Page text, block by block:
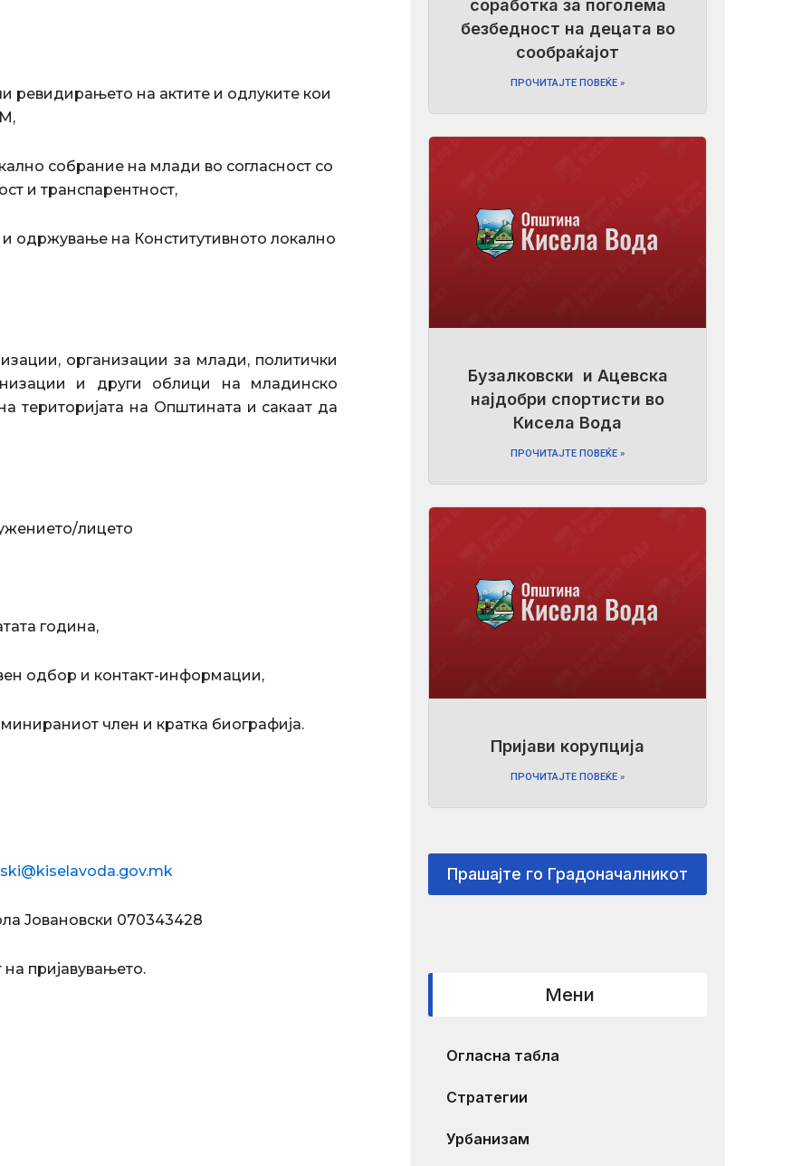
на актите и одлуките кои
собрание на млади во согласност со
и транспарентност,
одржување на Конститутивното локално
организации за млади, политички
и други облици на младинско
територијата на Општината и сакаат да
лицето
година,
одбор и контакт-информации,
член и кратка биографија.
Јовановски 070343428
пријавувањето.
соработка за поголема
безбедност на децата во
сообраќајот
ПРОЧИТАЈТЕ ПОВЕЌЕ »
Бузалковски и Ацевска
најдобри спортисти во
Кисела Вода
ПРОЧИТАЈТЕ ПОВЕЌЕ »
Пријави корупција
ПРОЧИТАЈТЕ ПОВЕЌЕ »
Прашајте го Градоначалникот
Мени
Огласна табла
Стратегии
Урбанизам